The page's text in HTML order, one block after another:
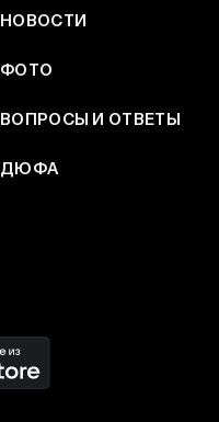
НОВОСТИ
ФОТО
ВОПРОСЫ И ОТВЕТЫ
ДЮФА